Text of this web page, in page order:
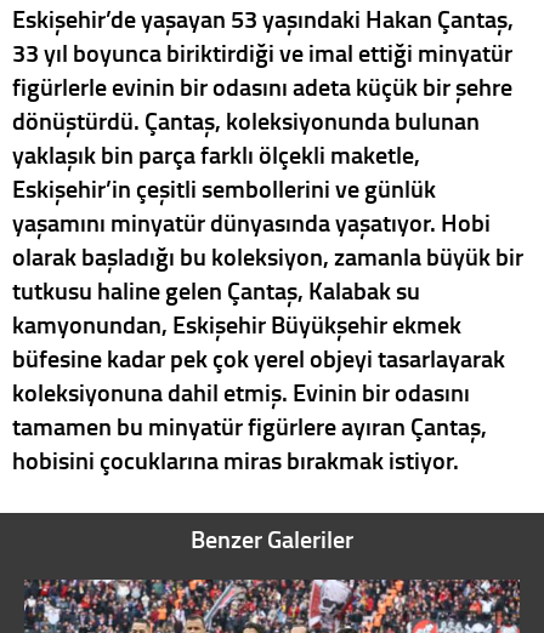
Eskişehir’de yaşayan 53 yaşındaki Hakan Çantaş,
33 yıl boyunca biriktirdiği ve imal ettiği minyatür
figürlerle evinin bir odasını adeta küçük bir şehre
dönüştürdü. Çantaş, koleksiyonunda bulunan
yaklaşık bin parça farklı ölçekli maketle,
Eskişehir’in çeşitli sembollerini ve günlük
yaşamını minyatür dünyasında yaşatıyor. Hobi
olarak başladığı bu koleksiyon, zamanla büyük bir
tutkusu haline gelen Çantaş, Kalabak su
kamyonundan, Eskişehir Büyükşehir ekmek
büfesine kadar pek çok yerel objeyi tasarlayarak
koleksiyonuna dahil etmiş. Evinin bir odasını
tamamen bu minyatür figürlere ayıran Çantaş,
hobisini çocuklarına miras bırakmak istiyor.
Benzer Galeriler